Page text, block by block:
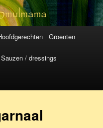
Groenten
Sauzen / dressings